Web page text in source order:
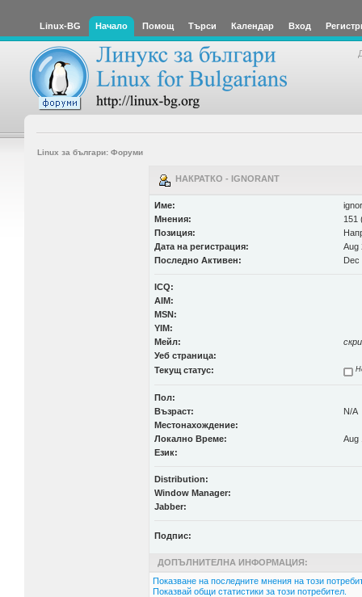
Linux-BG Начало Помощ Търси Календар Вход
Linux за българи: Форуми
НАКРАТКО - IGNORANT
Име:
Мнения:
151
Позиция:
Дата на регистрация:
Aug
Последно Активен:
Dec
ICQ:
AIM:
MSN:
YIM:
Мейл:
Уеб страница:
Текущ статус:
Пол:
Възраст:
N/A
Местонахождение:
Локално Време:
Aug
Език:
Distribution:
Window Manager:
Jabber:
Подпис:
ДОПЪЛНИТЕЛНА ИНФОРМАЦИЯ:
Показване на последните мнения на този
Показвай общи статистики за този потребител.